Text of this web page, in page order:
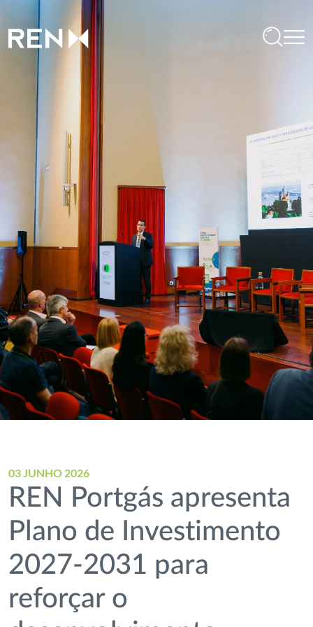
03 JUNHO 2026
REN Portgás apresenta
Plano de Investimento
2027-2031 para
reforçar o